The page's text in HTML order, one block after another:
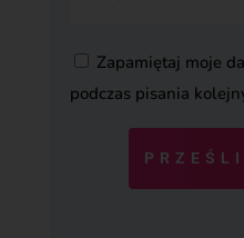
Zapamiętaj moje
podczas pisania